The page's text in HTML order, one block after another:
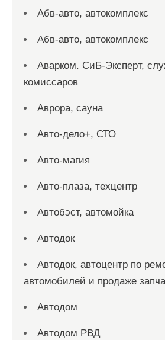
Абв-авто, автокомплекс
Абв-авто, автокомплекс
Аварком. СиБ-Эксперт,
комиссаров
Аврора, сауна
Авто-дело+, СТО
Авто-магия
Авто-плаза, техцентр
Автобэст, автомойка
Автодок
Автодок, автоцентр по
автомобилей и продаже
Автодом
Автодом РВД